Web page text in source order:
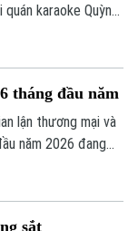
karaoke Quỳnh
có tổ chức,
dài dưới vỏ bọc
tháng đầu năm
lận thương mại và
năm 2026 đang
sắt